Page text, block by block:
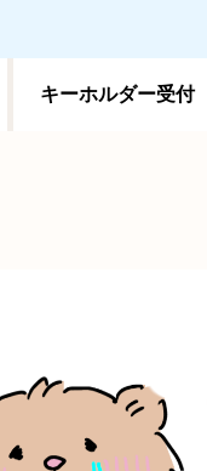
キーホルダー受付